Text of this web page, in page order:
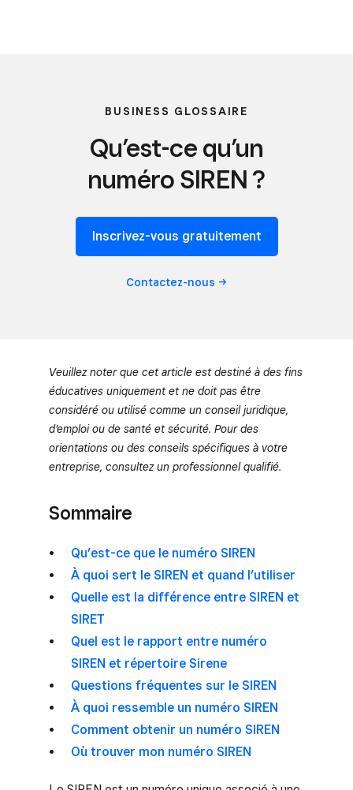
BUSINESS GLOSSAIRE
Qu’est-ce qu’un
numéro SIREN ?
Inscrivez-vous gratuitement
Contactez-nous
Veuillez noter que cet article est destiné à des fins
éducatives uniquement et ne doit pas être
considéré ou utilisé comme un conseil juridique,
d’emploi ou de santé et sécurité. Pour des
orientations ou des conseils spécifiques à votre
entreprise, consultez un professionnel qualifié.
Sommaire
Qu’est-ce que le numéro SIREN
À quoi sert le SIREN et quand l’utiliser
Quelle est la différence entre SIREN et
SIRET
Quel est le rapport entre numéro
SIREN et répertoire Sirene
Questions fréquentes sur le SIREN
À quoi ressemble un numéro SIREN
Comment obtenir un numéro SIREN
Où trouver mon numéro SIREN